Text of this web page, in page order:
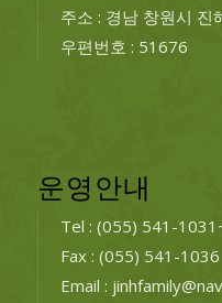
주소 : 경남 창원시
우편번호 : 51676
운영안내
Tel : (055) 541-
Fax : (055) 541-1036
Email :